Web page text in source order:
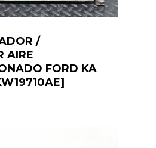
/
AIRE
FORD KA